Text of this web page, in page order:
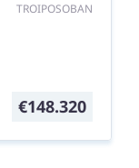
TROIPOSOBAN
€148.320